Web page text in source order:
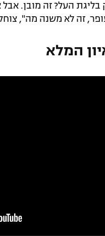
בליגת העל? זה מובן.
לא משנה מה", צוחק המגן. "לחשוב על
המלא